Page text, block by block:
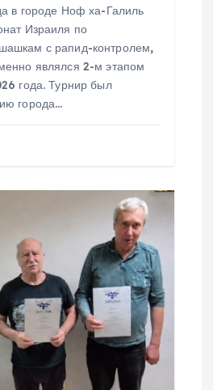
в городе Ноф ха-Галиль
Израиля по
с рапид-контролем,
являлся 2-м этапом
года. Турнир был
города…